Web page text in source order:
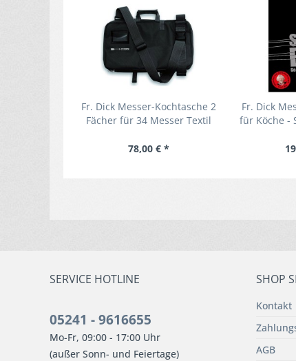
Fr. Dick Messer-Kochtasche 2
Fächer für 34 Messer Textil
78,00 € *
Fr. Dick
für Köche -
SERVICE HOTLINE
05241 - 9616655
Mo-Fr, 09:00 - 17:00 Uhr
(außer Sonn- und Feiertage)
SHOP
Kontakt
AGB